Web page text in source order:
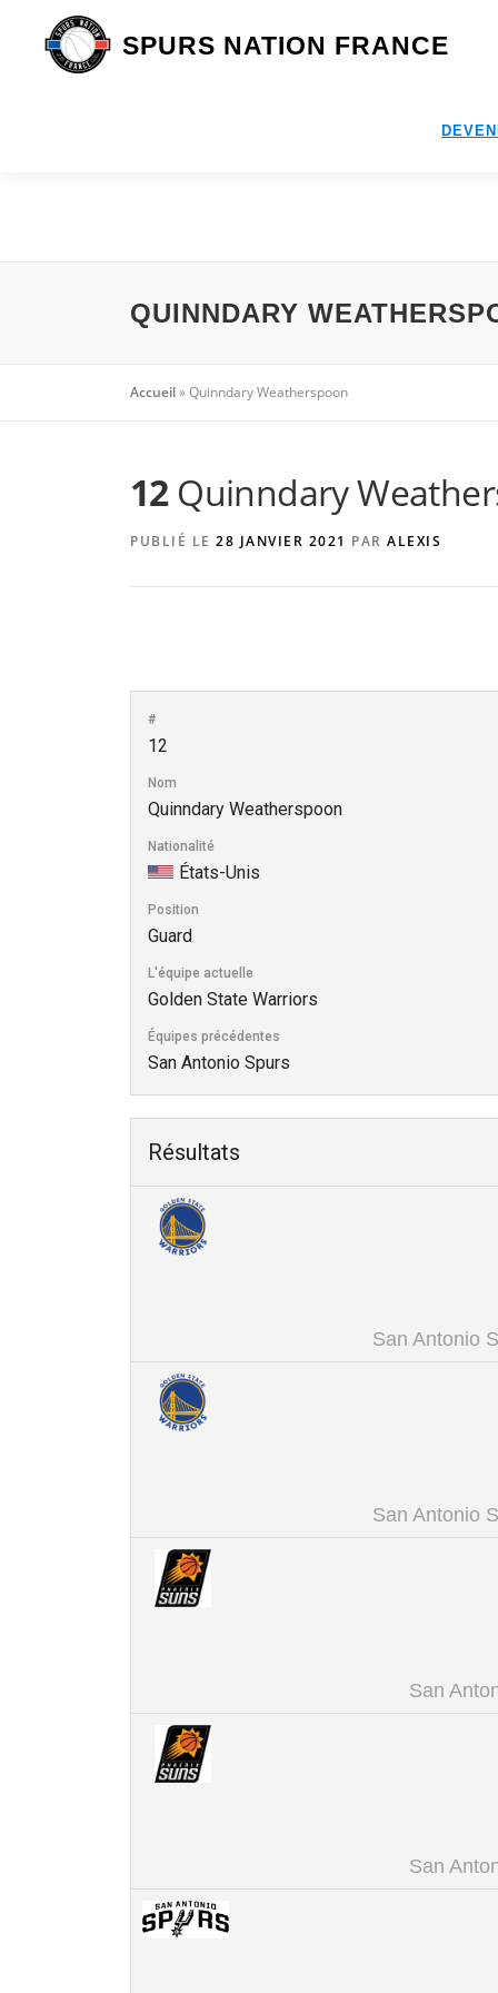
contenu
SPURS NATION FRANCE
QUINNDARY
Accueil»Quinndary Weatherspoon
12Quinndary
PUBLIÉ LE 28 JANVIER 2021 PAR ALEXIS
#
12
Nom
Quinndary Weatherspoon
Nationalité
États-Unis
Position
Guard
L'équipe actuelle
Golden State Warriors
Équipes précédentes
San Antonio Spurs
Résultats
San Antonio
San Antonio
San
San